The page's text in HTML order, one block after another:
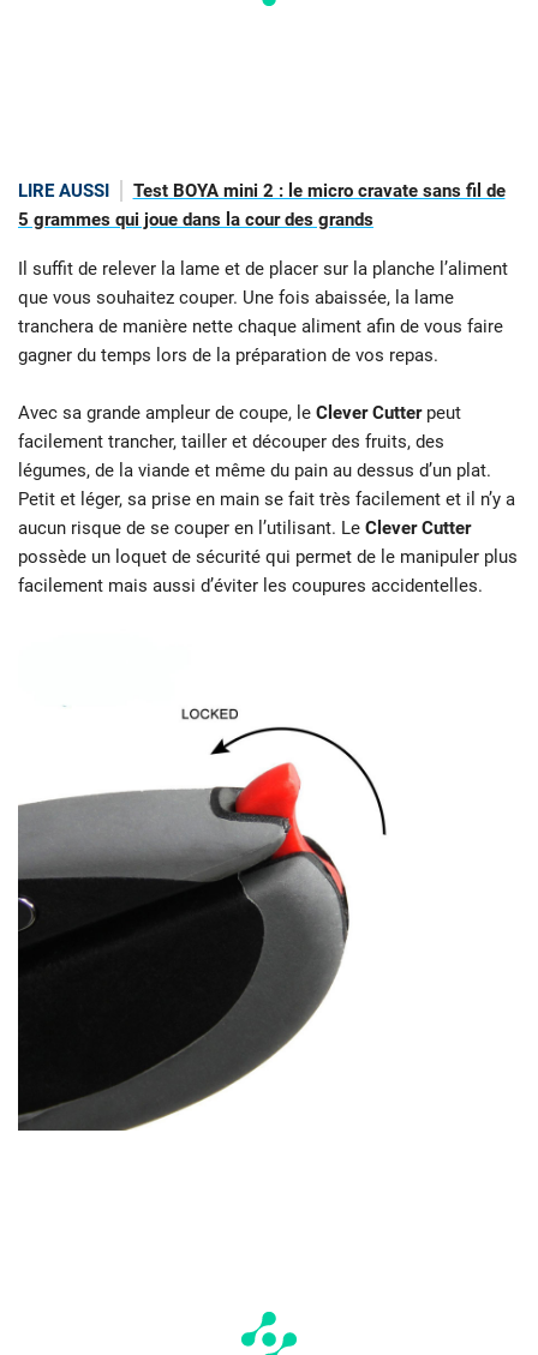
LIRE AUSSI
Test BOYA mini 2 : le micro cravate sans fil de
5 grammes qui joue dans la cour des grands
Il suffit de relever la lame et de placer sur la planche l’aliment
que vous souhaitez couper. Une fois abaissée, la lame
tranchera de manière nette chaque aliment afin de vous faire
gagner du temps lors de la préparation de vos repas.
Avec sa grande ampleur de coupe, le Clever Cutterpeut
facilement trancher, tailler et découper des fruits, des
légumes, de la viande et même du pain au dessus d’un plat.
Petit et léger, sa prise en main se fait très facilement et il n’y a
aucun risque de se couper en l’utilisant. Le Clever Cutter
possède un loquet de sécurité qui permet de le manipuler plus
facilement mais aussi d’éviter les coupures accidentelles.